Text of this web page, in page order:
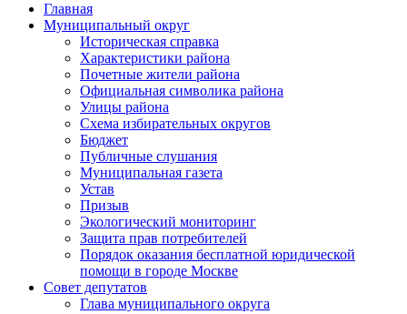
Главная
Муниципальный округ
Историческая справка
Характеристики района
Почетные жители района
Официальная символика района
Улицы района
Схема избирательных округов
Бюджет
Публичные слушания
Муниципальная газета
Устав
Призыв
Экологический мониторинг
Защита прав потребителей
Порядок оказания бесплатной юридической
помощи в городе Москве
Совет депутатов
Глава муниципального округа